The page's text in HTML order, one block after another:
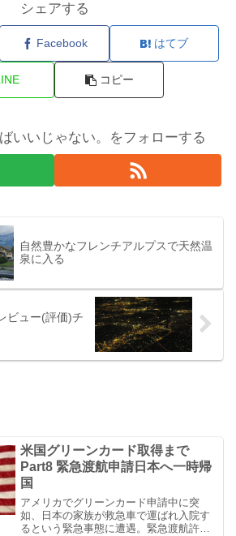
シェアする
Facebook はてブ
コピー
いいじゃない。をフォローする
自然豊かなフレンチアルプスで天然温
泉に入る
ビュー(評価)チ
米国グリーンカード取得まで
Part8 緊急渡航申請日本へ一時帰
国
アメリカでグリーンカード申請中に突
如、日本の家族が救急車で運ばれ入院す
るという緊急事態に遭遇。緊急渡航許可